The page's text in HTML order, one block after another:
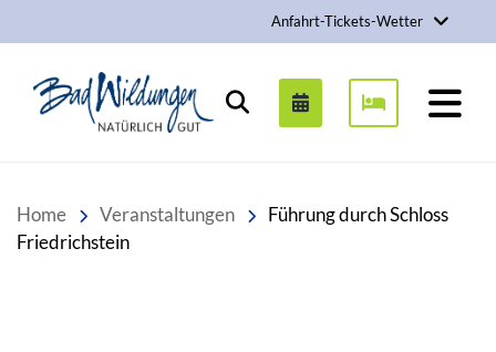
Anfahrt-Tickets-Wetter
Stadt Bad Wildungen
Suchen
Home Veranstaltungen
Führung durch Schloss
Friedrichstein